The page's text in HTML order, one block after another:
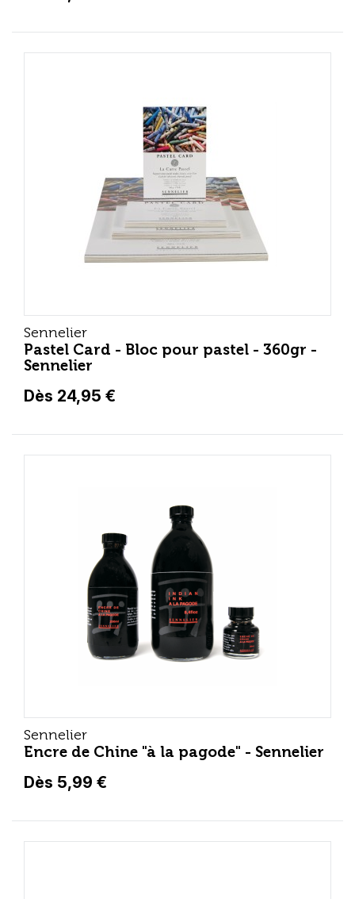
Sennelier
Pastel Card - Bloc pour pastel - 360gr -
Sennelier
Dès 24,95 €
Sennelier
Encre de Chine "à la pagode" - Sennelier
Dès 5,99 €